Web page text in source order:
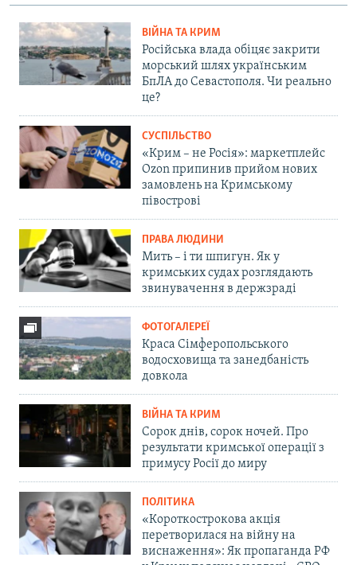
ВІЙНА ТА КРИМ
Російська влада обіцяє закрити
морський шлях українським
БпЛА до Севастополя. Чи реально
це?
СУСПІЛЬСТВО
«Крим – не Росія»: маркетплейс
Ozon припинив прийом нових
замовлень на Кримському
півострові
ПРАВА ЛЮДИНИ
Мить – і ти шпигун. Як у
кримських судах розглядають
звинувачення в держзраді
ФОТОГАЛЕРЕЇ
Краса Сімферопольського
водосховища та занедбаність
довкола
ВІЙНА ТА КРИМ
Сорок днів, сорок ночей. Про
результати кримської операції з
примусу Росії до миру
ПОЛІТИКА
«Короткострокова акція
перетворилася на війну на
виснаження»: Як пропаганда РФ